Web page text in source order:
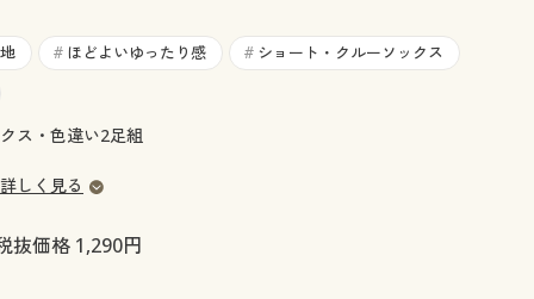
大きいサイズ 事務・制服
# ほどよいゆったり感 # ショート・クルーソックス
ス・色違い2足組
しく見る
抜価格 1,290円